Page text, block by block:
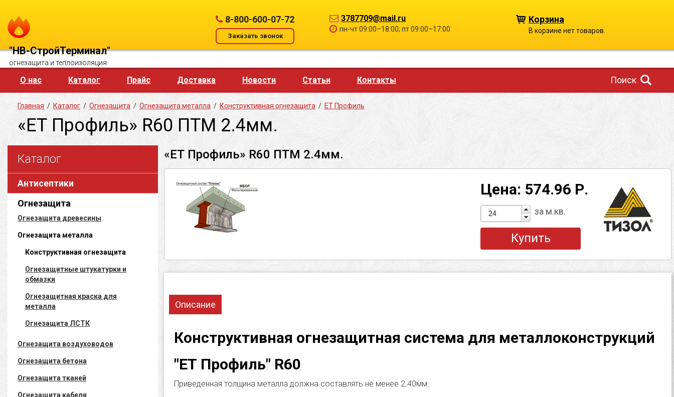
"НВ-СтройТерминал"
огнезащита и теплоизоляция
8-800-600-07-72
Заказать звонок
3787709@mail.ru
пн-чт 09:00–18:00; пт 09:00–17:00
Корзина
В корзине нет товаров.
О нас Каталог Прайс Доставка Новости Статьи Контакты Поиск
Главная / Каталог / Огнезащита / Огнезащита металла / Конструктивная огнезащита / ЕТ Профиль
«ЕТ Профиль» R60 ПТМ 2.4мм.
Каталог
Антисептики
Огнезащита
Огнезащита древесины
Огнезащита металла
Конструктивная огнезащита
Огнезащитные штукатурки и
обмазки
Огнезащитная краска для
металла
Огнезащита ЛСТК
Огнезащита воздуховодов
Огнезащита бетона
Огнезащита тканей
Огнезащита кабеля
«ЕТ Профиль» R60 ПТМ 2.4мм.
Цена: 574.96 Р.
за м.кв.
Купить
Описание
Конструктивная огнезащитная система для металлоконструкций
"ЕТ Профиль" R60
Приведенная толщина металла должна составлять не менее 2.40мм.